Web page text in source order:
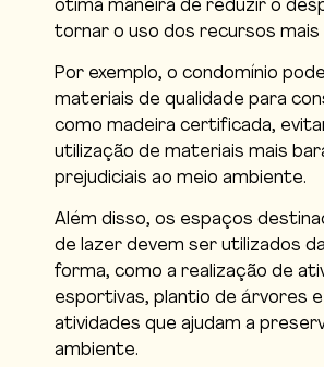
ótima maneira de reduzir o
tornar o uso dos recursos mais
Por exemplo, o condomínio
materiais de qualidade para
como madeira certificada,
utilização de materiais mais
prejudiciais ao meio ambiente.
Além disso, os espaços
de lazer devem ser utilizados
forma, como a realização de
esportivas, plantio de árvores
atividades que ajudam a
ambiente.